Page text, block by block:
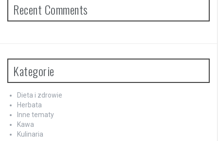
Recent Comments
Kategorie
Dieta i zdrowie
Herbata
Inne tematy
Kawa
Kulinaria